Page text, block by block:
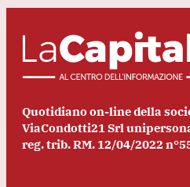
Quotidiano on-line della
ViaCondotti21 Srl
reg. trib. RM. 12/04/2022